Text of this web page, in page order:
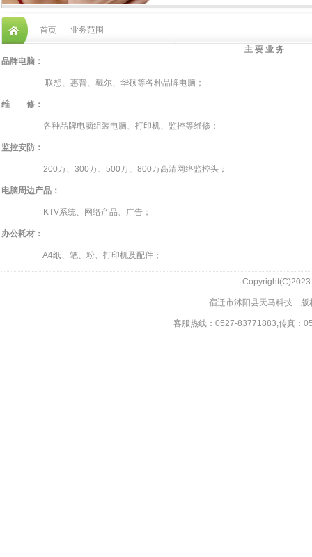
首页-----业务范围
主 要 业 务
品牌电脑：
联想、惠普、戴尔、华硕等各种品牌电脑；
维 修：
各种品牌电脑组装电脑、打印机、监控等维修；
监控安防：
200万、300万、500万、800万高清网络监控头；
电脑周边产品：
KTV系统、网络产品、广告；
办公耗材：
A4纸、笔、粉、打印机及配件；
宿迁市沭阳县天马科技
客服热线：0527-83771883,传真